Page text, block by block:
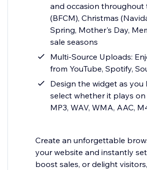
and occasion throughout
(BFCM), Christmas
Spring, Mother's Day,
sale seasons
Multi-Source Uploads:
from YouTube, Spotify,
Design the widget as you
select whether it plays
MP3, WAV, WMA, AAC,
Create an unforgettable
your website and instantly
boost sales, or delight